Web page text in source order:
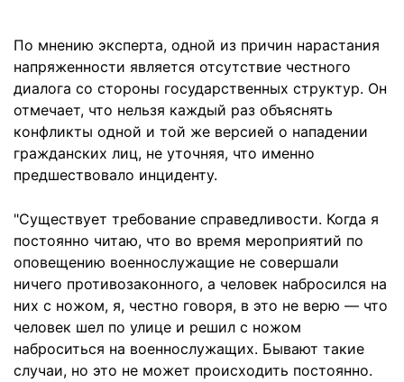
По мнению эксперта, одной из причин нарастания
напряженности является отсутствие честного
диалога со стороны государственных структур. Он
отмечает, что нельзя каждый раз объяснять
конфликты одной и той же версией о нападении
гражданских лиц, не уточняя, что именно
предшествовало инциденту.
"Существует требование справедливости. Когда я
постоянно читаю, что во время мероприятий по
оповещению военнослужащие не совершали
ничего противозаконного, а человек набросился на
них с ножом, я, честно говоря, в это не верю — что
человек шел по улице и решил с ножом
наброситься на военнослужащих. Бывают такие
случаи, но это не может происходить постоянно.